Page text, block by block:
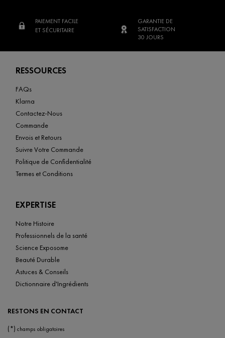
PAIEMENT FACILE
ET SÉCURITAIRE
GARANTIE DE
SATISFACTION
30 JOURS
RESSOURCES
FAQs
Klarna
Contactez-Nous
Commande
Envois et Retours
Suivre Votre Commande
Politique de Confidentialité
Termes et Conditions
EXPERTISE
Notre Histoire
Professionnels de la santé
Science Exposome
Beauté Durable
Astuces & Conseils
Dictionnaire d'Ingrédients
RESTONS EN CONTACT
(*) champs obligatoires